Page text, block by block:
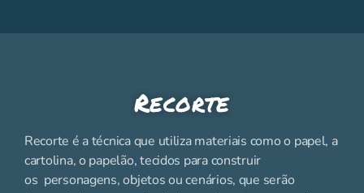
Recorte
Recorte é a técnica que utiliza materiais como o papel, a
cartolina, o papelão, tecidos para construir
os personagens, objetos ou cenários, que serão